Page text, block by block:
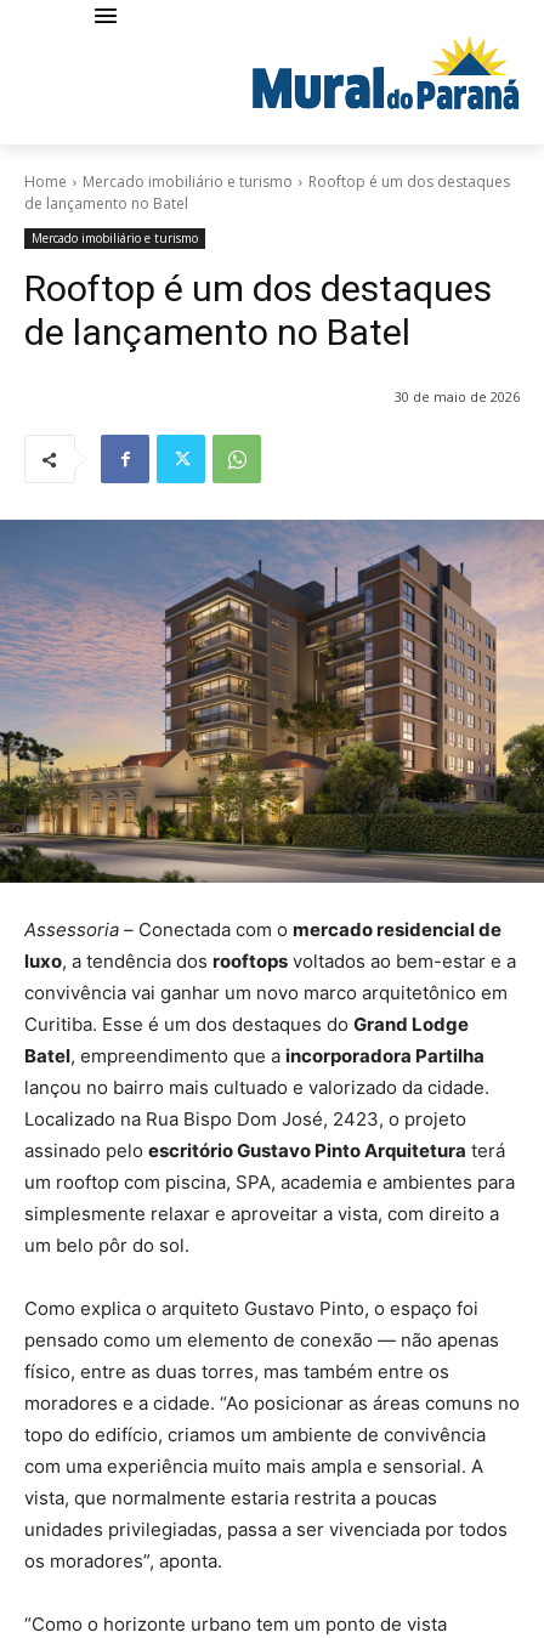
Home Mercado imobiliário e turismo
Rooftop é um dos destaques
de lançamento no Batel
Mercado imobiliário e turismo
Rooftop é um dos destaques
de lançamento no Batel
30 de maio de 2026
Assessoria – Conectada com o mercado residencial de
luxo, a tendência dos rooftops voltados ao bem-estar e a
convivência vai ganhar um novo marco arquitetônico em
Curitiba. Esse é um dos destaques do Grand Lodge
Batel, empreendimento que a incorporadora Partilha
lançou no bairro mais cultuado e valorizado da cidade.
Localizado na Rua Bispo Dom José, 2423, o projeto
assinado pelo escritório Gustavo Pinto Arquitetura terá
um rooftop com piscina, SPA, academia e ambientes para
simplesmente relaxar e aproveitar a vista, com direito a
um belo pôr do sol.
Como explica o arquiteto Gustavo Pinto, o espaço foi
pensado como um elemento de conexão — não apenas
físico, entre as duas torres, mas também entre os
moradores e a cidade. “Ao posicionar as áreas comuns no
topo do edifício, criamos um ambiente de convivência
com uma experiência muito mais ampla e sensorial. A
vista, que normalmente estaria restrita a poucas
unidades privilegiadas, passa a ser vivenciada por todos
os moradores”, aponta.
“Como o horizonte urbano tem um ponto de vista